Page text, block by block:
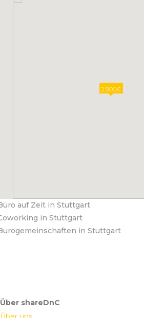
2.900€
auf Zeit in Stuttgart
in Stuttgart
in Stuttgart
Über shareDnC